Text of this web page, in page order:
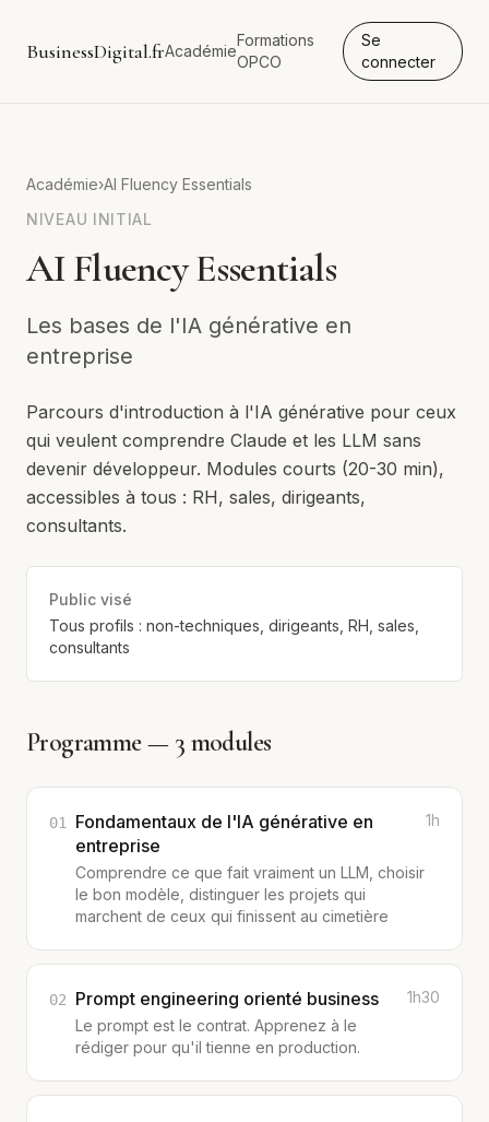
BusinessDigital.frAcadémie
Formations
OPCO
Se
connecter
Académie›AI Fluency Essentials
NIVEAU INITIAL
AI Fluency Essentials
Les bases de l'IA générative en
entreprise
Parcours d'introduction à l'IA générative pour ceux
qui veulent comprendre Claude et les LLM sans
devenir développeur. Modules courts (20-30 min),
accessibles à tous : RH, sales, dirigeants,
consultants.
Public visé
Tous profils : non-techniques, dirigeants, RH, sales,
consultants
Programme — 3 modules
01
Fondamentaux de l'IA générative en
entreprise
Comprendre ce que fait vraiment un LLM, choisir
le bon modèle, distinguer les projets qui
marchent de ceux qui finissent au cimetière
1h
02 Prompt engineering orienté business
Le prompt est le contrat. Apprenez à le
rédiger pour qu'il tienne en production.
1h30